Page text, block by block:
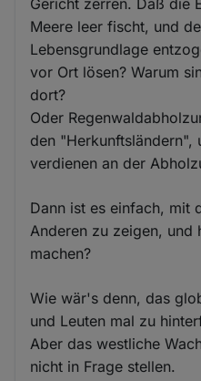
Gericht zerren. Daß die
Meere leer fischt, und
Lebensgrundlage
vor Ort lösen? Warum
dort?
Oder
den "Herkunftsländern",
verdienen an der
Dann ist es einfach, mit
Anderen zu zeigen, und
machen?
Wie wär's denn, das
und Leuten mal zu
Aber das westliche
nicht in Frage stellen.